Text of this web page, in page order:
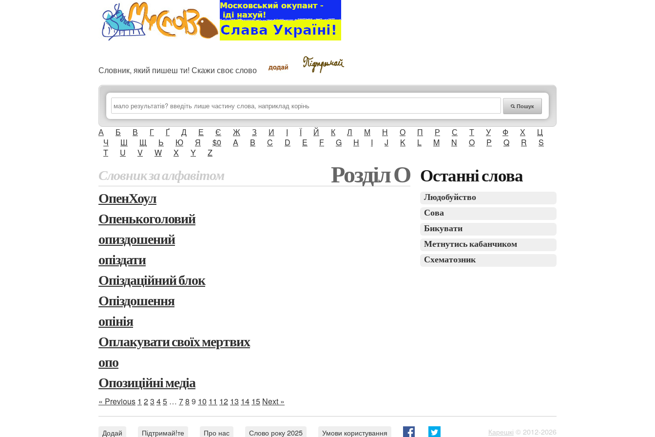
Словник, який пишеш ти! Скажи своє слово
Пошук
А Б В Г Ґ Д Е Є Ж З И І Ї Й К Л М Н О П Р С Т У Ф Х
Ц
Ч
Ш Щ Ь Ю Я $0 A B C D E F G H I J K L M N O P Q R
S
T
U V W X Y Z
Словник за алфавітом Розділ О
ОпенХоул
Опенькоголовий
опиздошений
опіздати
Опіздаційний блок
Опіздошення
опінія
Оплакувати своїх мертвих
опо
Опозиційні медіа
« Previous 1 23 45 … 78 9 10 11 12 13 14 15 Next »
Останні слова
Людобуйство
Сова
Бикувати
Метнутись кабанчиком
Схематозник
Додай Підтримай!те Про нас Слово року 2025 Умови користування Карешкі © 2012-2026